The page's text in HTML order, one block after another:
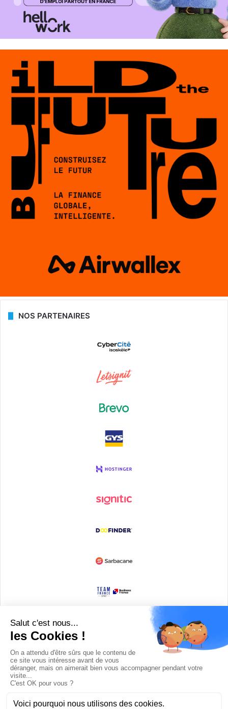
NOS PARTENAIRES
Devenir partenaire
© Copyright 2008 / 2026,DECODE MEDIA, The Innovation Media